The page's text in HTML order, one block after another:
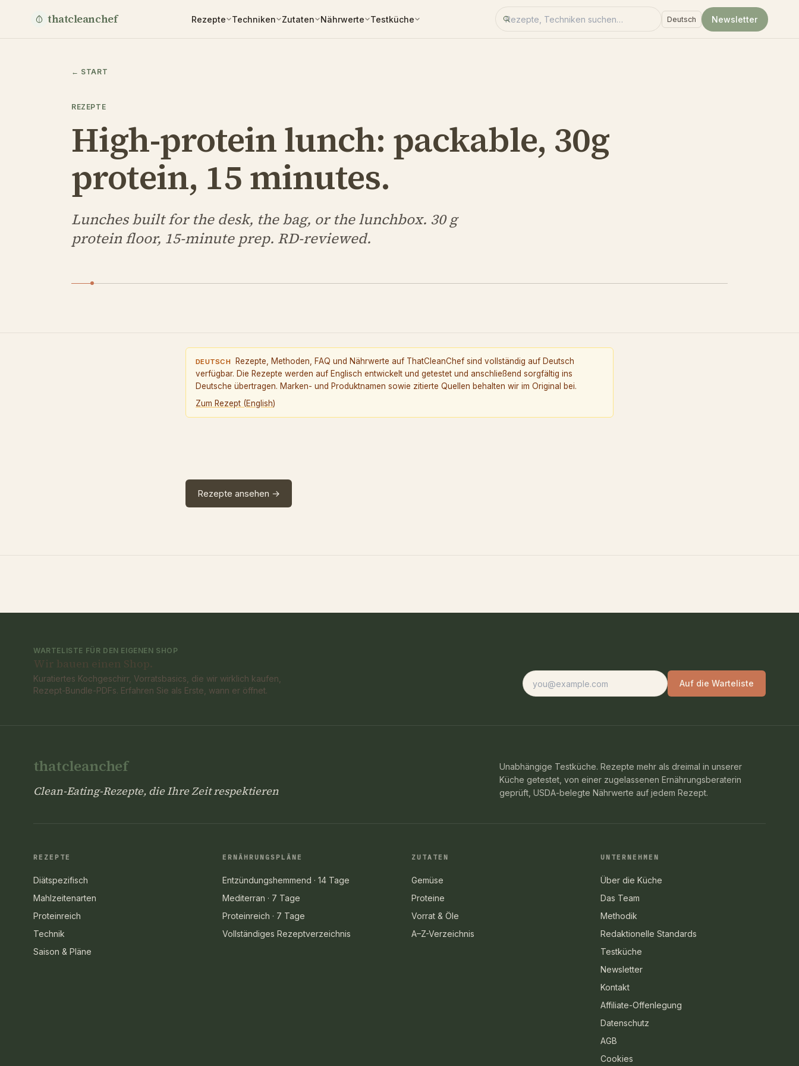
thatcleanchef Rezepte Techniken Zutaten Nährwerte Testküche Rezepte suchen
Language Newsletter
← START
REZEPTE
High-protein lunch: packable, 30g
protein, 15 minutes.
Lunches built for the desk, the bag, or the lunchbox. 30 g
protein floor, 15-minute prep. RD-reviewed.
DEUTSCH
Rezepte, Methoden, FAQ und Nährwerte auf ThatCleanChef sind vollständig auf Deutsch
verfügbar. Die Rezepte werden auf Englisch entwickelt und getestet und anschließend sorgfältig ins
Deutsche übertragen. Marken- und Produktnamen sowie zitierte Quellen behalten wir im Original bei.
Zum Rezept (English)
Rezepte ansehen →
WARTELISTE FÜR DEN EIGENEN SHOP
Wir bauen einen Shop.
Kuratiertes Kochgeschirr, Vorratsbasics, die wir wirklich kaufen,
Rezept-Bundle-PDFs. Erfahren Sie als Erste, wann er öffnet.
E-Mail-Adresse Auf die Warteliste
thatcleanchef
Clean-Eating-Rezepte, die Ihre Zeit respektieren
Unabhängige Testküche. Rezepte mehr als dreimal in unserer
Küche getestet, von einer zugelassenen Ernährungsberaterin
geprüft, USDA-belegte Nährwerte auf jedem Rezept.
REZEPTE
Diätspezifisch
Mahlzeitenarten
Proteinreich
Technik
Saison & Pläne
ERNÄHRUNGSPLÄNE
Entzündungshemmend · 14 Tage
Mediterran · 7 Tage
Proteinreich · 7 Tage
Vollständiges Rezeptverzeichnis
ZUTATEN
Gemüse
Proteine
Vorrat & Öle
A–Z-Verzeichnis
UNTERNEHMEN
Über die Küche
Das Team
Methodik
Redaktionelle Standards
Testküche
Newsletter
Kontakt
Affiliate-Offenlegung
Datenschutz
AGB
Cookies